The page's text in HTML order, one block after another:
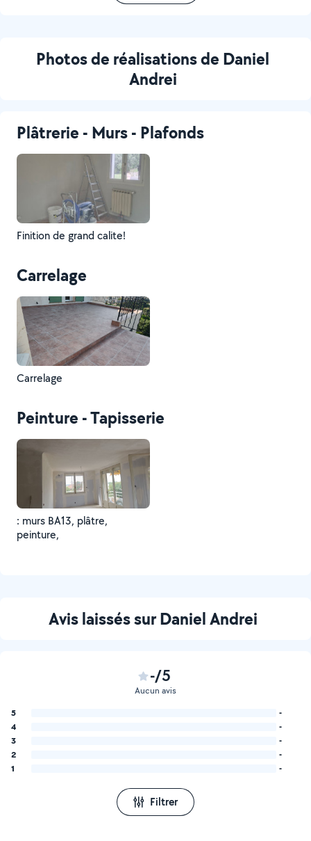
Photos de réalisations de Daniel
Andrei
Plâtrerie - Murs - Plafonds
Finition de grand calite!
Carrelage
Carrelage
Peinture - Tapisserie
: murs BA13, plâtre,
peinture,
Avis laissés sur Daniel Andrei
-/5
Aucun avis
5
-
4
-
3
-
2
-
1
-
Filtrer